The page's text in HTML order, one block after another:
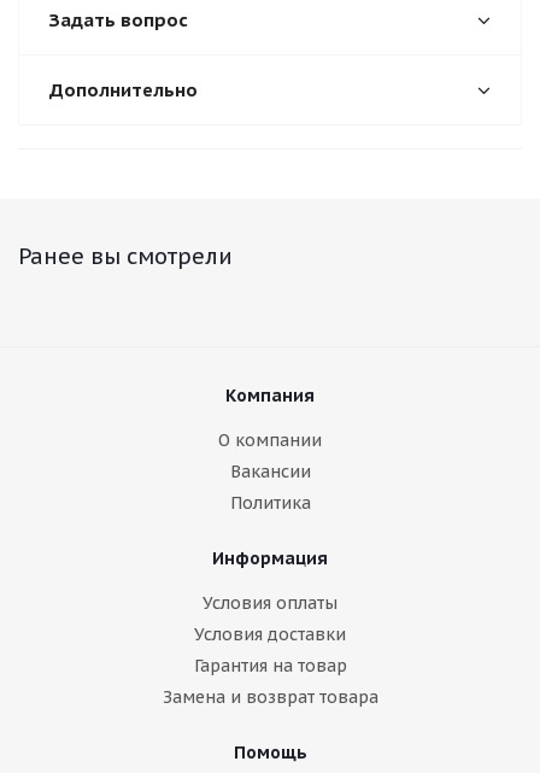
Задать вопрос
Дополнительно
Ранее вы смотрели
Компания
О компании
Вакансии
Политика
Информация
Условия оплаты
Условия доставки
Гарантия на товар
Замена и возврат товара
Помощь